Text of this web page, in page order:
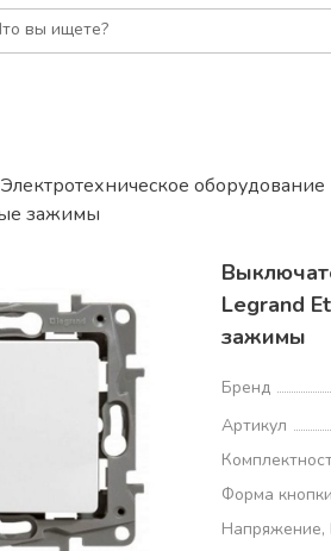
вы ищете?
Электротехническое оборудование
зажимы
Legrand
зажимы
Бренд
Артикул
Форма кнопки
Напряжение,